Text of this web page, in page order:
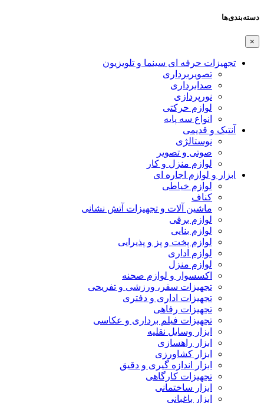
دسته‌بندی‌ها
×
تجهیزات حرفه ای سینما و تلویزیون
تصویربرداری
صدابرداری
نورپردازی
لوازم حرکتی
انواع سه پایه
آنتیک و قدیمی
نوستالژی
صوتی و تصویر
لوازم منزل و کار
ابزار و لوازم اجاره ای
لوازم خیاطی
کناف
ماشین آلات و تجهیزات آتش نشانی
لوازم برقی
لوازم بنایی
لوازم پخت و پز و پذیرایی
لوازم اداری
لوازم منزل
اکسسوار و لوازم صحنه
تجهیزات سفر، ورزشی و تفریحی
تجهیزات اداری و دفتری
تجهیزات رفاهی
تجهیزات فیلم برداری و عکاسی
ابزار وسایل نقلیه
ابزار راهسازی
ابزار کشاورزی
ابزار اندازه گیری و دقیق
تجهیزات کارگاهی
ابزار ساختمانی
ابزار باغبانی